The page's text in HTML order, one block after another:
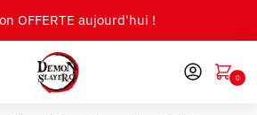
OFFERTE aujourd'hui !
0